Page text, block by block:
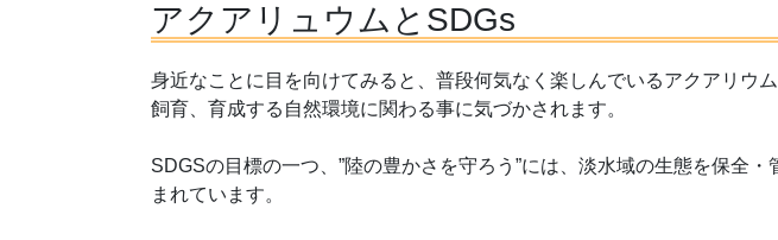
アクアリュウムとSDGs
身近なことに目を向けてみると、普段何気なく楽しんでいるアクアリウ
飼育、育成する自然環境に関わる事に気づかされます。
SDGSの目標の一つ、”陸の豊かさを守ろう”には、淡水域の生態を保全
まれています。